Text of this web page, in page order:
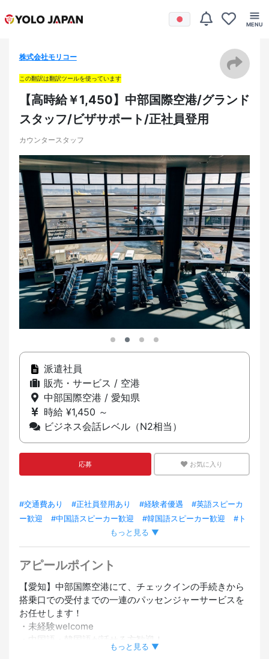
株式会社モリコー
この翻訳は翻訳ツールを使っています
【高時給￥1,450】中部国際空港/グランド
スタッフ/ビザサポート/正社員登用
カウンタースタッフ
派遣社員
販売・サービス / 空港
中部国際空港 / 愛知県
時給 ¥1,450 ～
ビジネス会話レベル（N2相当）
応募 お気に入り
#交通費あり #正社員登用あり #経験者優遇
#英語スピーカ
ー歓迎
#中国語スピーカー歓迎 #韓国語スピーカー歓迎
#ト
#VISAサポートあり
ッフ在籍
#外国人スタッフ採用実績あり #駅から5分以内
#
チームで働く
もっと見る ▼
アピールポイント
【愛知】中部国際空港にて、チェックインの手続きから
搭乗口での受付までの一連のパッセンジャーサービスを
お任せします！
・未経験welcome
・中国語・韓国語が話せる方歓迎！
・人気の空港内のお仕事
もっと見る ▼